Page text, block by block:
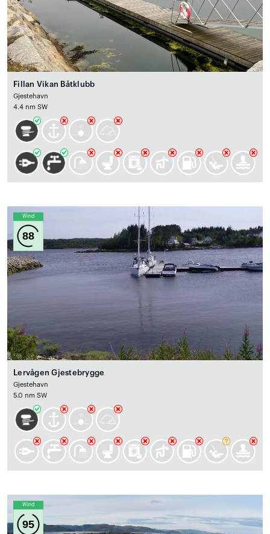
Fillan Vikan Båtklubb
Gjestehavn
4.4 nm SW
Wind
88
Lervågen Gjestebrygge
Gjestehavn
5.0 nm SW
Wind
95